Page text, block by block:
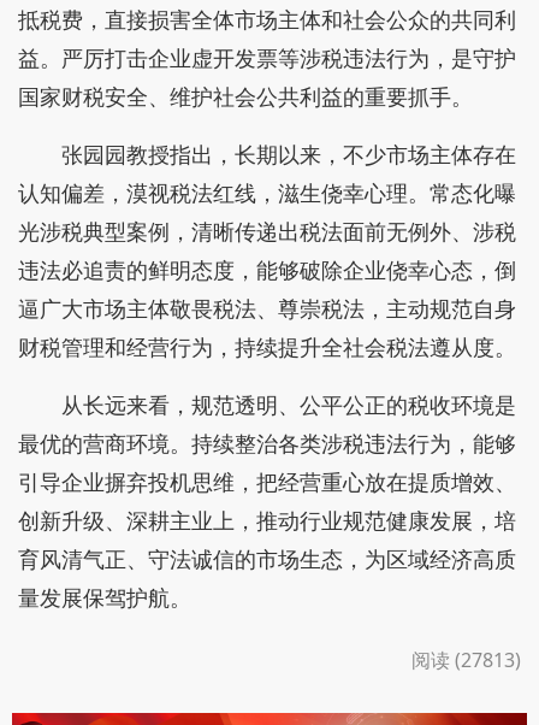
抵税费，直接损害全体市场主体和社会公众的共同利
益。严厉打击企业虚开发票等涉税违法行为，是守护
国家财税安全、维护社会公共利益的重要抓手。
张园园教授指出，长期以来，不少市场主体存在
认知偏差，漠视税法红线，滋生侥幸心理。常态化曝
光涉税典型案例，清晰传递出税法面前无例外、涉税
违法必追责的鲜明态度，能够破除企业侥幸心态，倒
逼广大市场主体敬畏税法、尊崇税法，主动规范自身
财税管理和经营行为，持续提升全社会税法遵从度。
从长远来看，规范透明、公平公正的税收环境是
最优的营商环境。持续整治各类涉税违法行为，能够
引导企业摒弃投机思维，把经营重心放在提质增效、
创新升级、深耕主业上，推动行业规范健康发展，培
育风清气正、守法诚信的市场生态，为区域经济高质
量发展保驾护航。
阅读 (27813)